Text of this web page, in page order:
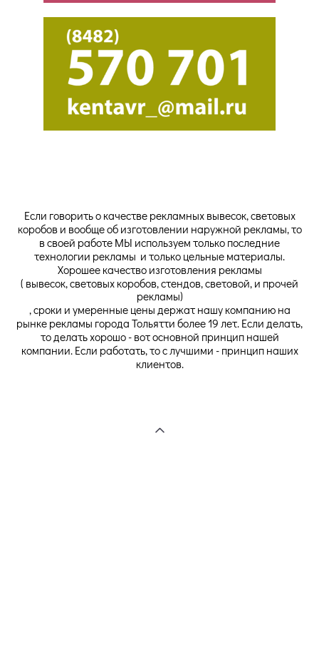
Если говорить о качестве рекламных вывесок, световых
коробов и вообще об изготовлении наружной рекламы, то
в своей работе МЫ используем только последние
технологии рекламы и только цельные материалы.
Хорошее качество изготовления рекламы
( вывесок, световых коробов, стендов, световой, и прочей
рекламы)
, сроки и умеренные цены держат нашу компанию на
рынке рекламы города Тольятти более 19 лет. Если делать,
то делать хорошо - вот основной принцип нашей
компании. Если работать, то с лучшими - принцип наших
клиентов.